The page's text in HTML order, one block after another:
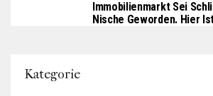
Immobilienmarkt Sei
Nische Geworden. Hier
Kategorie